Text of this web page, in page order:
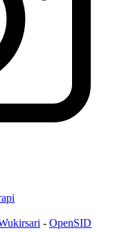
- OpenSID